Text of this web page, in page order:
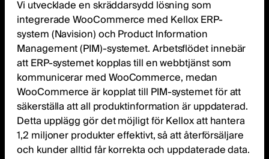
Vi utvecklade en skräddarsydd lösning som
integrerade WooCommerce med Kellox ERP-
system (Navision) och Product Information
Management (PIM)-systemet. Arbetsflödet innebär
att ERP-systemet kopplas till en webbtjänst som
kommunicerar med WooCommerce, medan
WooCommerce är kopplat till PIM-systemet för att
säkerställa att all produktinformation är uppdaterad.
Detta upplägg gör det möjligt för Kellox att hantera
1,2 miljoner produkter effektivt, så att återförsäljare
och kunder alltid får korrekta och uppdaterade data.